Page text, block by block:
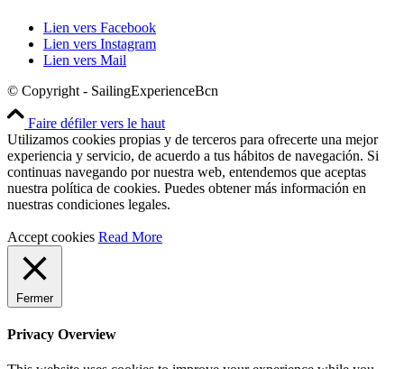
© Copyright - SailingExperienceBcn
Lien vers Facebook
Lien vers Instagram
Lien vers Mail
Faire défiler vers le haut
Utilizamos cookies propias y de terceros para ofrecerte una mejor
experiencia y servicio, de acuerdo a tus hábitos de navegación. Si
continuas navegando por nuestra web, entendemos que aceptas
nuestra política de cookies. Puedes obtener más información en
nuestras condiciones legales.
Accept cookies Read More
Fermer
Privacy Overview